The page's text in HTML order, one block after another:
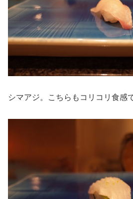
シマアジ。こちらもコリコリ食感